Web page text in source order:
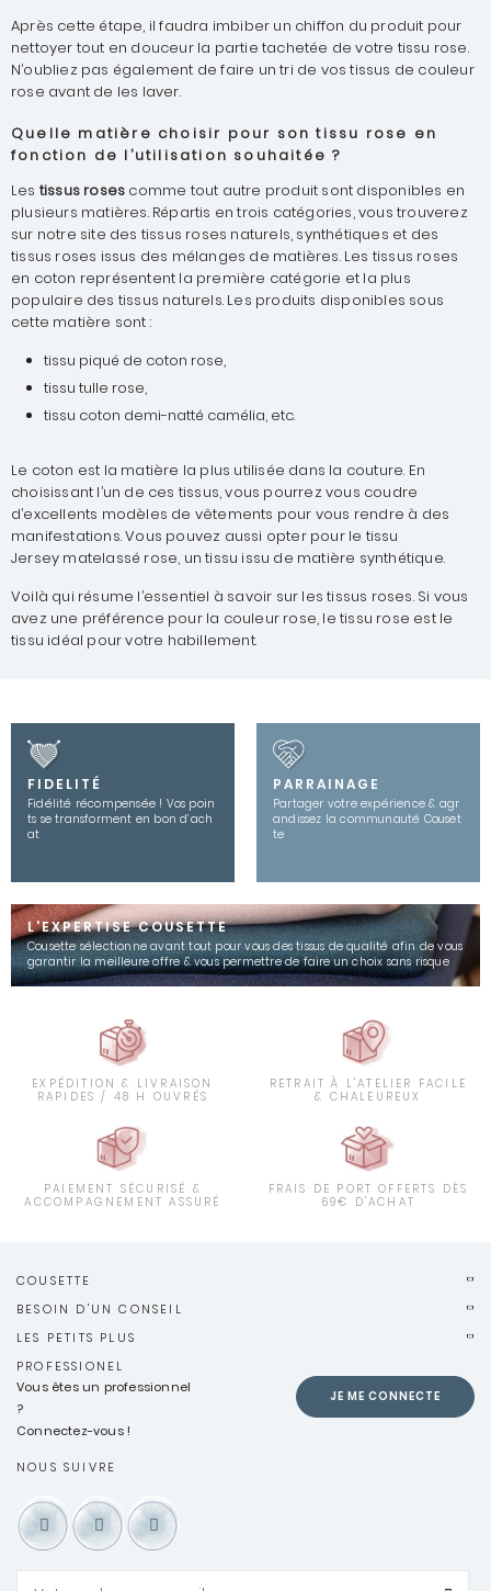
Après cette étape, il faudra imbiber un chiffon du produit pour
nettoyer tout en douceur la partie tachetée de votre tissu rose.
N’oubliez pas également de faire un tri de vos tissus de couleur
rose avant de les laver.
Quelle matière choisir pour son tissu rose en
fonction de l’utilisation souhaitée ?
Les tissus roses comme tout autre produit sont disponibles en
plusieurs matières. Répartis en trois catégories, vous trouverez
sur notre site des tissus roses naturels, synthétiques et des
tissus roses issus des mélanges de matières. Les tissus roses
en coton représentent la première catégorie et la plus
populaire des tissus naturels. Les produits disponibles sous
cette matière sont :
tissu piqué de coton rose,
tissu tulle rose,
tissu coton demi-natté camélia, etc.
Le coton est la matière la plus utilisée dans la couture. En
choisissant l’un de ces tissus, vous pourrez vous coudre
d’excellents modèles de vêtements pour vous rendre à des
manifestations. Vous pouvez aussi opter pour le tissu
Jersey matelassé rose, un tissu issu de matière synthétique.
Voilà qui résume l’essentiel à savoir sur les tissus roses. Si vous
avez une préférence pour la couleur rose, le tissu rose est le
tissu idéal pour votre habillement.
FIDELITÉ
Fidélité récompensée ! Vos poin
ts se transforment en bon d’ach
at
PARRAINAGE
Partager votre expérience & agr
andissez la communauté Couset
te
L'EXPERTISE COUSETTE
Cousette sélectionne avant tout pour vous des tissus de qualité afin de vous
garantir la meilleure offre & vous permettre de faire un choix sans risque
EXPÉDITION & LIVRAISON
RAPIDES / 48 H OUVRÉS
RETRAIT À L'ATELIER FACILE
& CHALEUREUX
PAIEMENT SÉCURISÉ &
ACCOMPAGNEMENT ASSURÉ
FRAIS DE PORT OFFERTS DÈS
69€ D'ACHAT
COUSETTE
BESOIN D'UN CONSEIL
LES PETITS PLUS
PROFESSIONEL
Vous êtes un professionnel
?
Connectez-vous !
JE ME CONNECTE
NOUS SUIVRE